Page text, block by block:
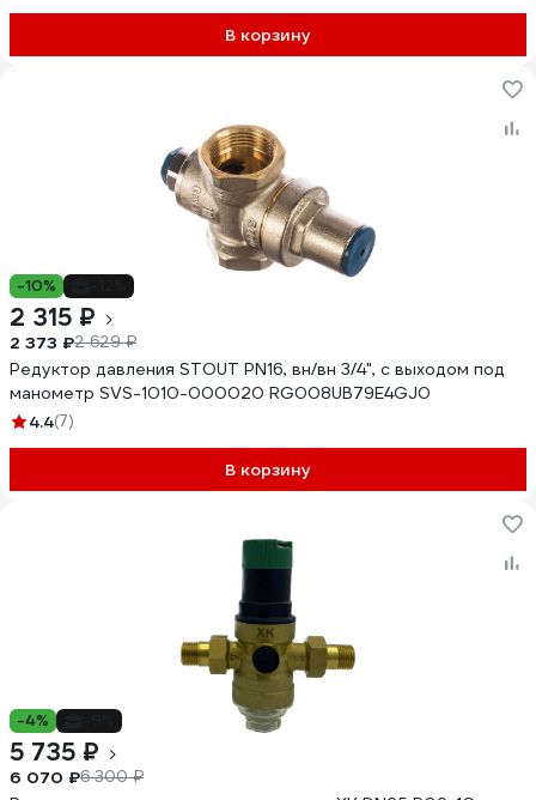
В корзину
-10%
2 315 ₽
2 373 ₽2 629 ₽
Редуктор давления STOUT PN16, вн/вн 3/4", с выходом под
манометр SVS-1010-000020 RG008UB79E4GJ0
4.4(7)
В корзину
-4%
5 735 ₽
6 070 ₽6 300 ₽